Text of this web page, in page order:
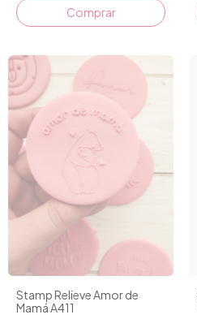
Stamp Relieve Amor de
Mamá A411